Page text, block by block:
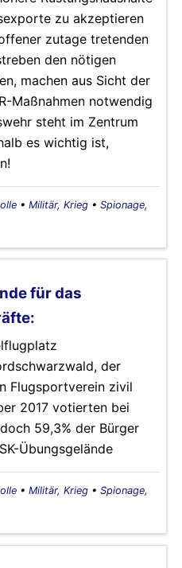
zu akzeptieren
zutage tretenden
den nötigen
machen aus Sicht der
Maßnahmen notwendig
steht im Zentrum
es wichtig ist,
• Militär, Krieg • Spionage,
für das
der
Flugsportverein zivil
2017 votierten bei
59,3% der Bürger
Übungsgelände
• Militär, Krieg • Spionage,